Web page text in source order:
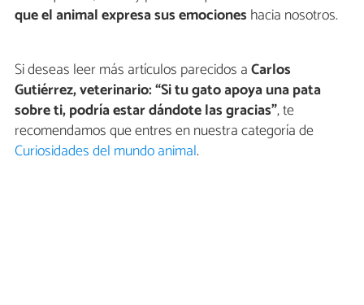
que el animal expresa sus emociones hacia nosotros.
Si deseas leer más artículos parecidos aCarlos
Gutiérrez, veterinario: “Si tu gato apoya una pata
sobre ti, podría estar dándote las gracias”, te
recomendamos que entres en nuestra categoría de
Curiosidades del mundo animal.